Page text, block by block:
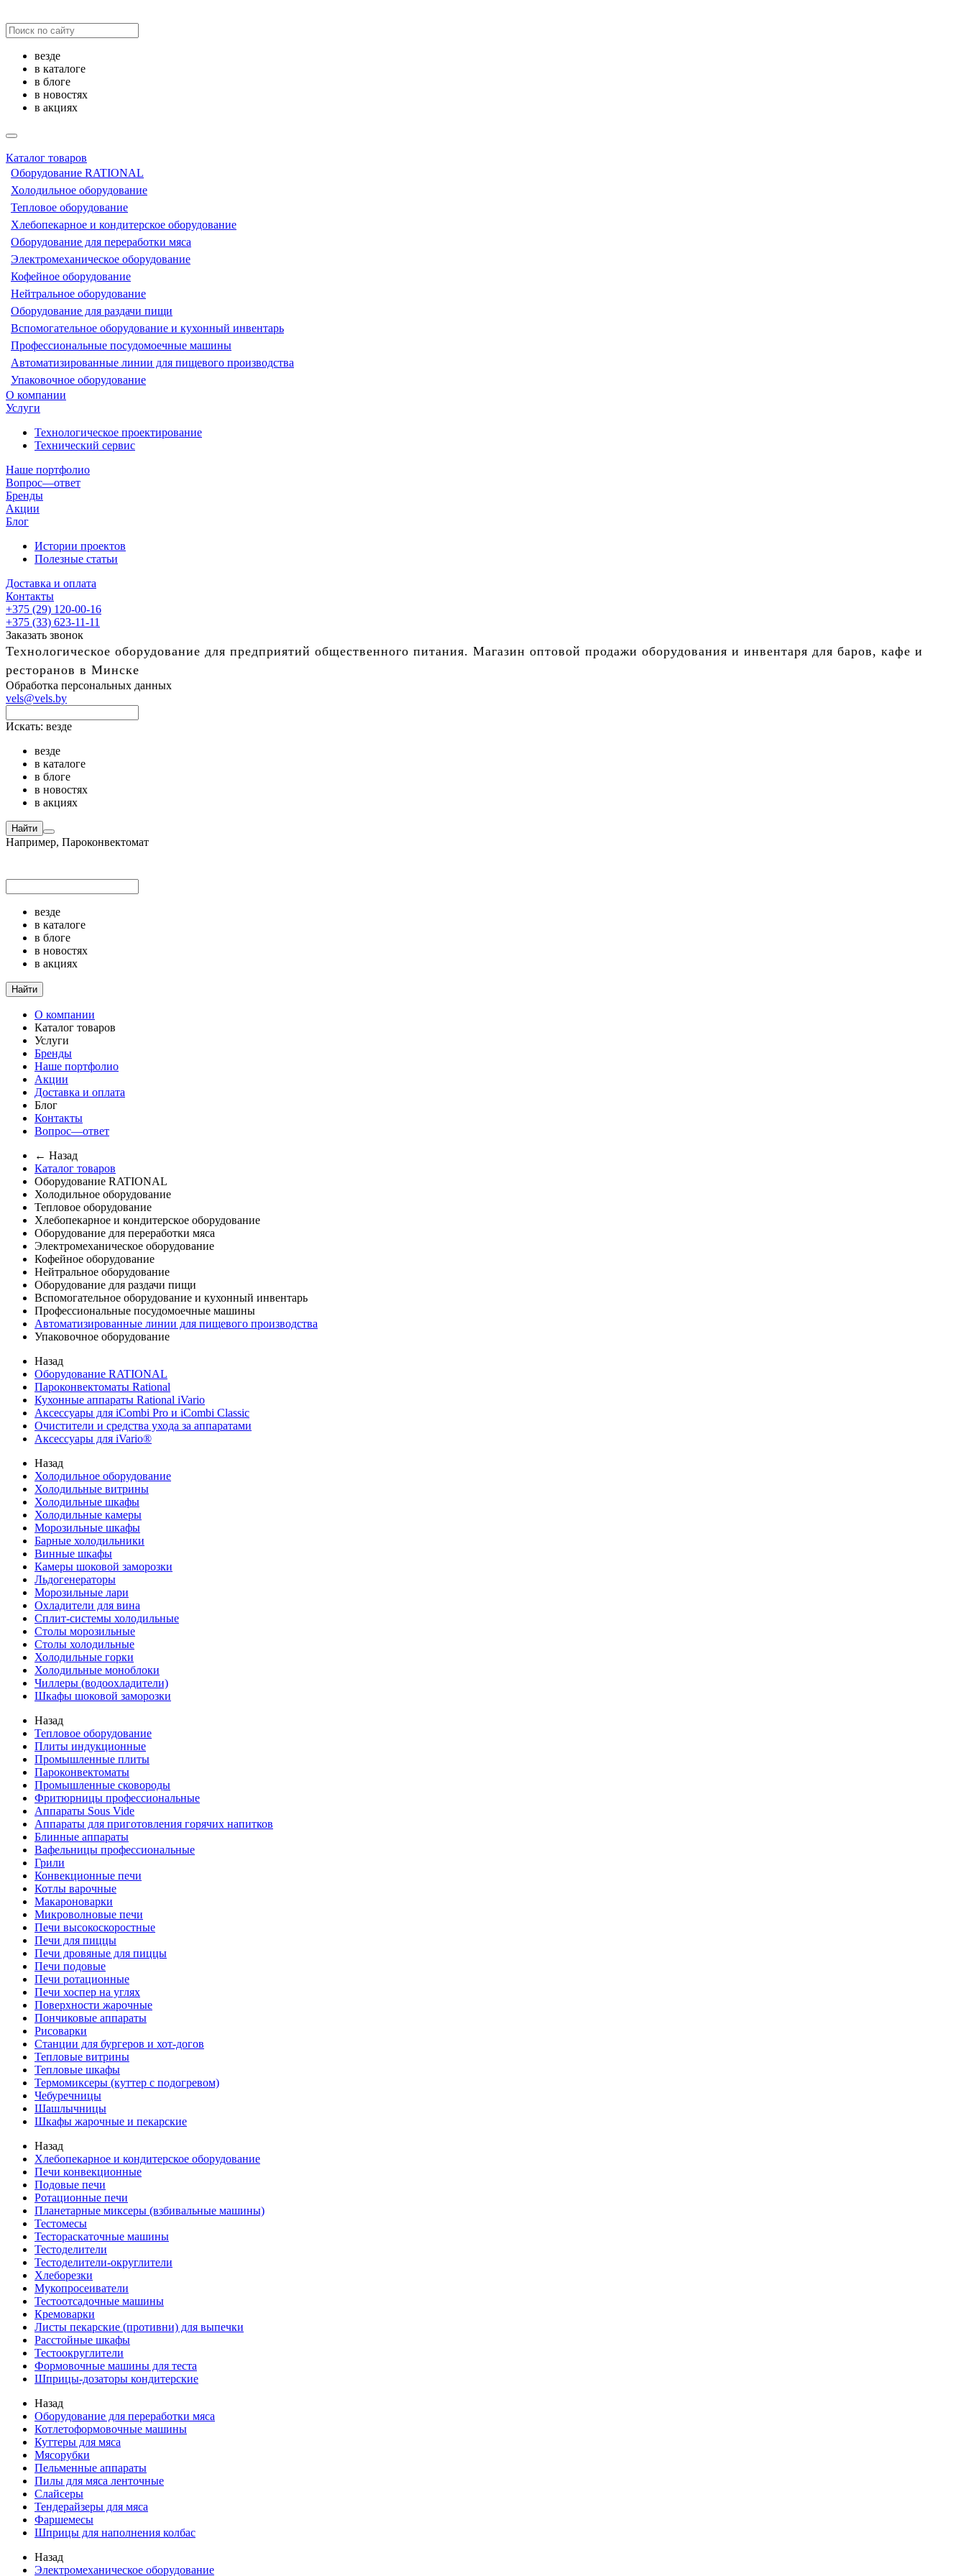
везде
в каталоге
в блоге
в новостях
в акциях
Каталог товаров
Оборудование RATIONAL
Холодильное оборудование
Тепловое оборудование
Хлебопекарное и кондитерское оборудование
Оборудование для переработки мяса
Электромеханическое оборудование
Кофейное оборудование
Нейтральное оборудование
Оборудование для раздачи пищи
Вспомогательное оборудование и кухонный инвентарь
Профессиональные посудомоечные машины
Автоматизированные линии для пищевого производства
Упаковочное оборудование
О компании
Услуги
Технологическое проектирование
Технический сервис
Наше портфолио
Вопрос—ответ
Бренды
Акции
Блог
Истории проектов
Полезные статьи
Доставка и оплата
Контакты
+375 (29) 120-00-16
+375 (33) 623-11-11
Заказать звонок
Технологическое оборудование для предприятий общественного питания. Магазин оптовой продажи оборудования и инвентаря для баров, кафе и
ресторанов в Минске
Обработка персональных данных
vels@vels.by
Искать: везде
везде
в каталоге
в блоге
в новостях
в акциях
Найти
Например, Пароконвектомат
везде
в каталоге
в блоге
в новостях
в акциях
Найти
О компании
Каталог товаров
Услуги
Бренды
Наше портфолио
Акции
Доставка и оплата
Блог
Контакты
Вопрос—ответ
← Назад
Каталог товаров
Оборудование RATIONAL
Холодильное оборудование
Тепловое оборудование
Хлебопекарное и кондитерское оборудование
Оборудование для переработки мяса
Электромеханическое оборудование
Кофейное оборудование
Нейтральное оборудование
Оборудование для раздачи пищи
Вспомогательное оборудование и кухонный инвентарь
Профессиональные посудомоечные машины
Автоматизированные линии для пищевого производства
Упаковочное оборудование
Назад
Оборудование RATIONAL
Пароконвектоматы Rational
Кухонные аппараты Rational iVario
Аксессуары для iCombi Pro и iCombi Classic
Очистители и средства ухода за аппаратами
Аксессуары для iVario®
Назад
Холодильное оборудование
Холодильные витрины
Холодильные шкафы
Холодильные камеры
Морозильные шкафы
Барные холодильники
Винные шкафы
Камеры шоковой заморозки
Льдогенераторы
Морозильные лари
Охладители для вина
Сплит-системы холодильные
Столы морозильные
Столы холодильные
Холодильные горки
Холодильные моноблоки
Чиллеры (водоохладители)
Шкафы шоковой заморозки
Назад
Тепловое оборудование
Плиты индукционные
Промышленные плиты
Пароконвектоматы
Промышленные сковороды
Фритюрницы профессиональные
Аппараты Sous Vide
Аппараты для приготовления горячих напитков
Блинные аппараты
Вафельницы профессиональные
Грили
Конвекционные печи
Котлы варочные
Макароноварки
Микроволновые печи
Печи высокоскоростные
Печи для пиццы
Печи дровяные для пиццы
Печи подовые
Печи ротационные
Печи хоспер на углях
Поверхности жарочные
Пончиковые аппараты
Рисоварки
Станции для бургеров и хот-догов
Тепловые витрины
Тепловые шкафы
Термомиксеры (куттер с подогревом)
Чебуречницы
Шашлычницы
Шкафы жарочные и пекарские
Назад
Хлебопекарное и кондитерское оборудование
Печи конвекционные
Подовые печи
Ротационные печи
Планетарные миксеры (взбивальные машины)
Тестомесы
Тестораскаточные машины
Тестоделители
Тестоделители-округлители
Хлеборезки
Мукопросеиватели
Тестоотсадочные машины
Кремоварки
Листы пекарские (противни) для выпечки
Расстойные шкафы
Тестоокруглители
Формовочные машины для теста
Шприцы-дозаторы кондитерские
Назад
Оборудование для переработки мяса
Котлетоформовочные машины
Куттеры для мяса
Мясорубки
Пельменные аппараты
Пилы для мяса ленточные
Слайсеры
Тендерайзеры для мяса
Фаршемесы
Шприцы для наполнения колбас
Назад
Электромеханическое оборудование